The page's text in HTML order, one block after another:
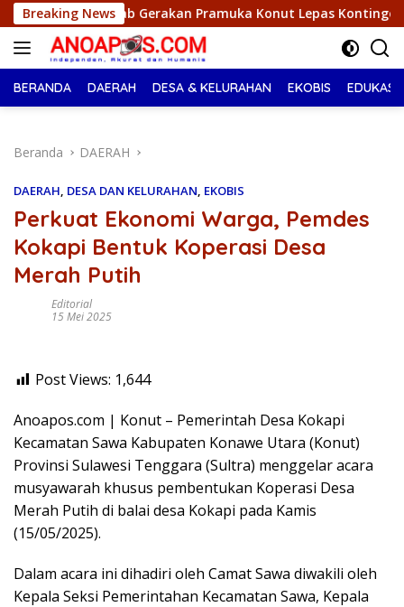
Langsung
ke
konten
Breaking News
Pramuka Konut Lepas Kontingen Jambore Nasional XII 2026,
BERANDA DAERAH DESA & KELURAHAN EKOBIS EDUKASI
Beranda DAERAH
DAERAH, DESA DAN KELURAHAN, EKOBIS
Perkuat Ekonomi Warga, Pemdes
Kokapi Bentuk Koperasi Desa
Merah Putih
Editorial
15 Mei 2025
Post Views: 1,644
Anoapos.com | Konut – Pemerintah Desa Kokapi
Kecamatan Sawa Kabupaten Konawe Utara (Konut)
Provinsi Sulawesi Tenggara (Sultra) menggelar acara
musyawarah khusus pembentukan Koperasi Desa
Merah Putih di balai desa Kokapi pada Kamis
(15/05/2025).
Dalam acara ini dihadiri oleh Camat Sawa diwakili oleh
Kepala Seksi Pemerintahan Kecamatan Sawa, Kepala